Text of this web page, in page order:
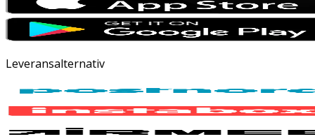
Leveransalternativ